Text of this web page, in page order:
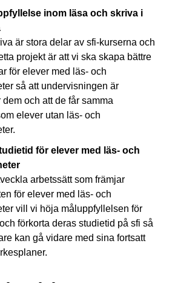
inom läsa och skriva i
är stora delar av sfi-kurserna och
projekt är att vi ska skapa bättre
för elever med läs- och
så att undervisningen är
och att de får samma
elever utan läs- och
för elever med läs- och
arbetssätt som främjar
för elever med läs- och
vill vi höja måluppfyllelsen för
förkorta deras studietid på sfi så
kan gå vidare med sina fortsatt